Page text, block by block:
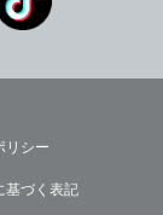
リシー
基づく表記